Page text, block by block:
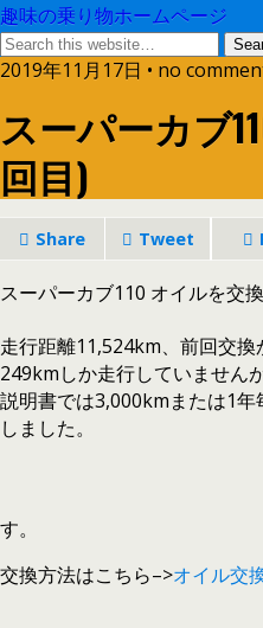
趣味の乗り物ホームページ
2019年11月17日 • no
スーパーカブ
回目)
Share Tweet
スーパーカブ110 オイルを交換
走行距離11,524km、前回交
249kmしか走行していません
説明書では3,000kmまたは1
しました。
す。
交換方法はこちら–>オイル交